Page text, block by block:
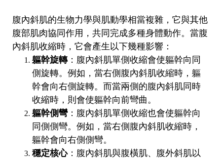
腹內斜肌的生物力學與肌動學相當複雜，它與其他
腹部肌肉協同作用，共同完成多種身體動作。當腹
內斜肌收縮時，它會產生以下幾種影響：
軀幹旋轉：腹內斜肌單側收縮會使軀幹向同
側旋轉。例如，當右側腹內斜肌收縮時，軀
幹會向右側旋轉。而當兩側的腹內斜肌同時
收縮時，則會使軀幹向前彎曲。
軀幹側彎：腹內斜肌單側收縮也會使軀幹向
同側側彎。例如，當右側腹內斜肌收縮時，
軀幹會向右側側彎。
穩定核心：腹內斜肌與腹橫肌、腹外斜肌以